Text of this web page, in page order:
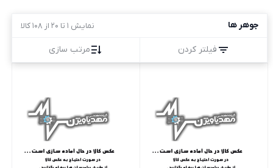
جوهر ها نمایش 1 تا 20 از 108 کالا
فیلتر کردن مرتب سازی